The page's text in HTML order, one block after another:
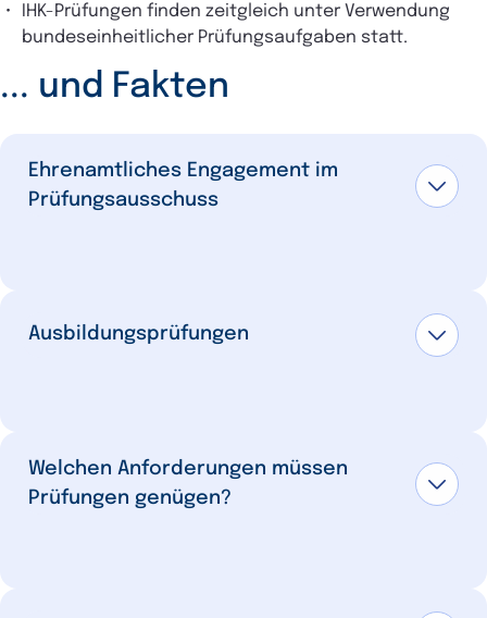
IHK-Prüfungen finden zeitgleich unter Verwendung
bundeseinheitlicher Prüfungsaufgaben statt.
... und Fakten
Ehrenamtliches Engagement im
Prüfungsausschuss
Prüfungsteilnehmer schriftlich bearbeitet
hat,
Ausbildungsprüfungen
Welchen Anforderungen müssen
Prüfungen genügen?